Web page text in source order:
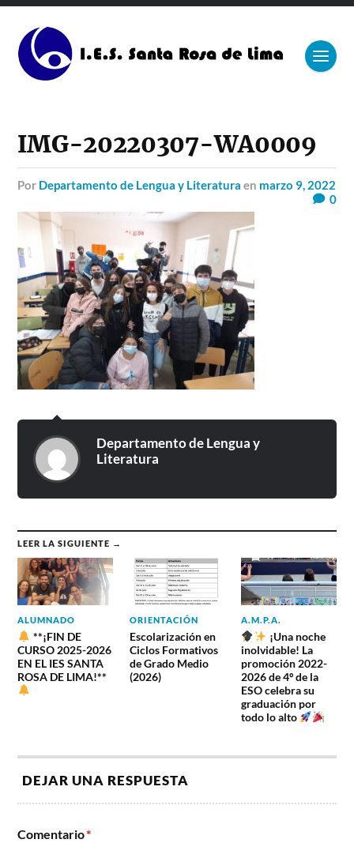
IMG-20220307-WA0009
por Departamento de Lengua y Literatura en marzo 9, 2022
0
Departamento de Lengua y
Literatura
LEER LA SIGUIENTE →
ALUMNADO
**¡FIN DE
CURSO 2025-2026
EN EL IES SANTA
ROSA DE LIMA!**
ORIENTACIÓN
Escolarización en
Ciclos Formativos
de Grado Medio
(2026)
A.M.P.A.
¡Una noche
inolvidable! La
promoción 2022-
2026 de 4º de la
ESO celebra su
graduación por
todo lo alto
DEJAR UNA RESPUESTA
Comentario*